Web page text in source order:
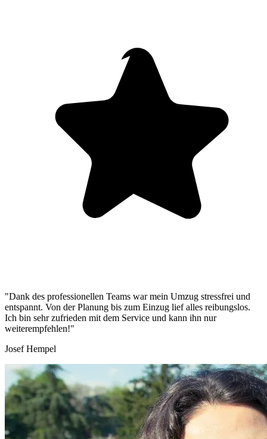
"Dank des professionellen Teams war mein Umzug stressfrei und
entspannt. Von der Planung bis zum Einzug lief alles reibungslos.
Ich bin sehr zufrieden mit dem Service und kann ihn nur
weiterempfehlen!"
Josef Hempel